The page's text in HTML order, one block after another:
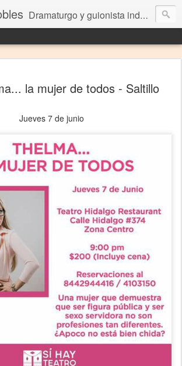
Dramaturgo y guionista independiente
la mujer de todos - Saltillo
Jueves 7 de junio